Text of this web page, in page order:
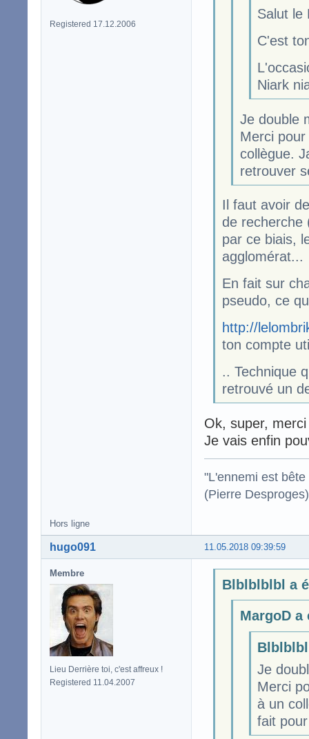
Registered 17.12.2006
Salut le
C'est
Niark
Je double
Merci
collègue.
retrouver
Il faut avoir
de recherche
par ce biais,
agglomérat...
En fait sur
pseudo, ce
http://
ton compte
.. Technique
retrouvé un
Ok, super,
Je vais enfin
"L'ennemi est
(Pierre Desproges)
Hors ligne
11.05.2018 09:39:59
hugo091
Membre
Lieu Derrière toi, c'est affreux !
Registered 11.04.2007
Blblblblbl a
MargoD a
Je
Merci
à un
fait